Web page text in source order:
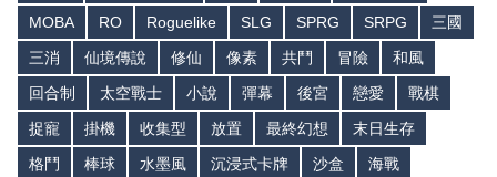
MOBA
RO Roguelike SLG SPRG SRPG
三國
三消
仙境傳說 修仙 像素 共鬥 冒險
和風
回合制
太空戰士 小說 彈幕 後宮 戀愛
戰棋
捉寵
掛機 收集型 放置 最終幻想
末日生存
格鬥
棒球 水墨風 沉浸式卡牌 沙盒
海戰